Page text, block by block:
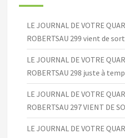
LE JOURNAL DE VOTRE
ROBERTSAU 299 vient de
LE JOURNAL DE VOTRE
ROBERTSAU 298 juste à
LE JOURNAL DE VOTRE
ROBERTSAU 297 VIENT DE
LE JOURNAL DE VOTRE